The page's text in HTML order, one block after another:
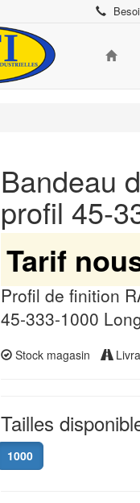
Bandeau
profil 45-
Tarif
Profil de finition
45-333-1000
Stock magasin
Tailles
1000